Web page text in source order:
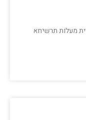
מעלות תרשיחא